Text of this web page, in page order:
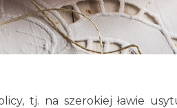
na szerokiej ławie